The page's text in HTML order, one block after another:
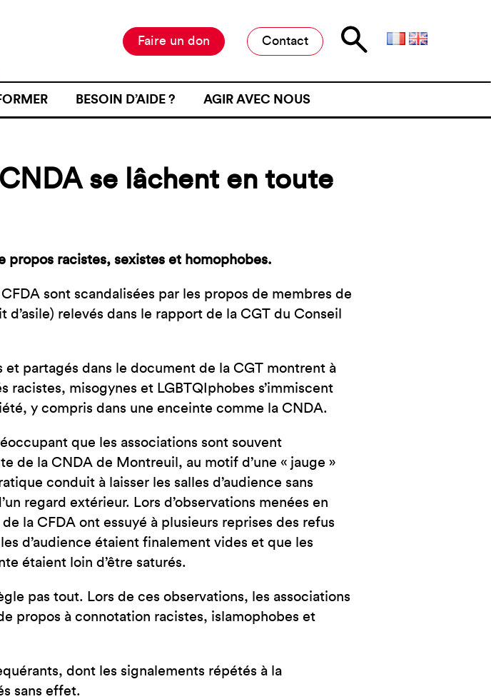
BESOIN D’AIDE ?
J’AI FAIT L’OBJET D’UN CONTRÔLE
FRONTIÈRE
JE VOUDRAIS TÉMOIGNER
JE SUIS EN FRANCE
AGIR AVEC NOUS
RESTER INFORMÉ·E
Faire un don Contact
se lâchent en toute
propos racistes, sexistes et homophobes.
sont scandalisées par les propos de membres de
d’asile) relevés dans le rapport de la CGT du Conseil
et partagés dans le document de la CGT montrent à
racistes, misogynes et LGBTQIphobes s’immiscent
y compris dans une enceinte comme la CNDA.
que les associations sont souvent
de la CNDA de Montreuil, au motif d’une « jauge »
conduit à laisser les salles d’audience sans
regard extérieur. Lors d’observations menées en
la CFDA ont essuyé à plusieurs reprises des refus
d’audience étaient finalement vides et que les
étaient loin d’être saturés.
pas tout. Lors de ces observations, les associations
propos à connotation racistes, islamophobes et
dont les signalements répétés à la
sans effet.